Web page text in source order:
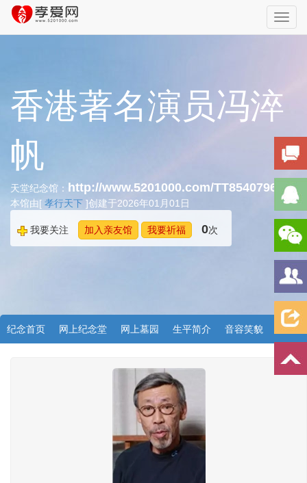
香港著名演员冯淬
帆
天堂纪念馆： http://www.5201000.com/TT854079671
本馆由[ 孝行天下 ]创建于2026年01月01日
我要关注 加入亲友馆 我要祈福 0次
纪念首页 网上纪念堂 网上墓园 生平简介 音容笑貌